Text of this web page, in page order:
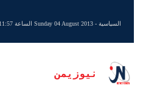
السياسية- Sunday 04 August 2013 الساعة 11:57 pm
نيوزيمن